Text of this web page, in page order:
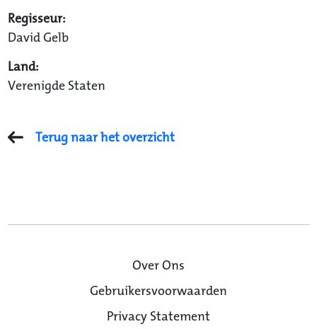
Regisseur:
David Gelb
Land:
Verenigde Staten
Terug naar het overzicht
Over Ons
Gebruikersvoorwaarden
Privacy Statement